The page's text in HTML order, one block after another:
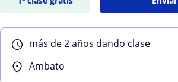
más de 2 años dando clase
Ambato